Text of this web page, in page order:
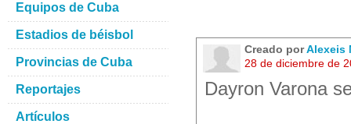
Creado porAlexeis
28 de diciembre de
Dayron Varona
Equipos de Cuba
Estadios de béisbol
Provincias de Cuba
Reportajes
Artículos